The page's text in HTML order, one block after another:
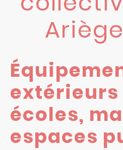
extérieurs
écoles,
espaces